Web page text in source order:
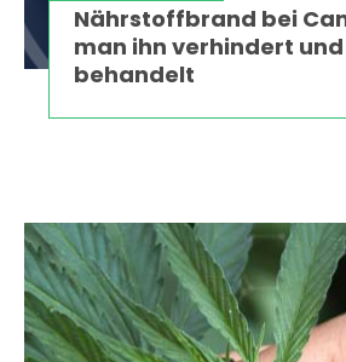
Nährstoffbrand bei
man ihn verhindert und
behandelt